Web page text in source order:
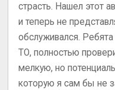
страсть. Нашел этот
и теперь не
обслуживался.
ТО, полностью
мелкую, но
которую я сам бы не